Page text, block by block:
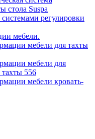
стола Suspa
регулировки
мебели.
мебели для тахты
мебели для
556
мебели кровать-